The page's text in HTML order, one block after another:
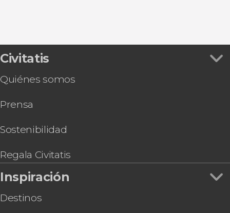
Civitatis
Quiénes somos
Prensa
Sostenibilidad
Regala Civitatis
Inspiración
Destinos